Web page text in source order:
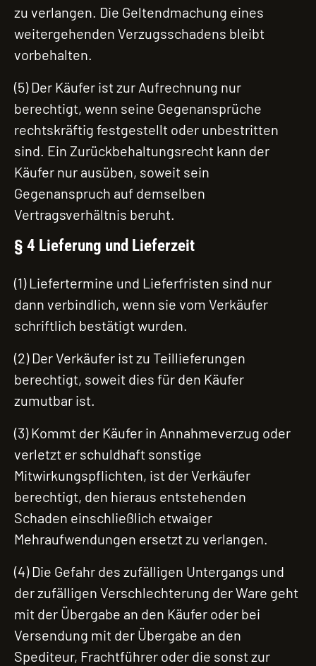
zu verlangen. Die Geltendmachung eines
weitergehenden Verzugsschadens bleibt
vorbehalten.
(5) Der Käufer ist zur Aufrechnung nur
berechtigt, wenn seine Gegenansprüche
rechtskräftig festgestellt oder unbestritten
sind. Ein Zurückbehaltungsrecht kann der
Käufer nur ausüben, soweit sein
Gegenanspruch auf demselben
Vertragsverhältnis beruht.
§ 4 Lieferung und Lieferzeit
(1) Liefertermine und Lieferfristen sind nur
dann verbindlich, wenn sie vom Verkäufer
schriftlich bestätigt wurden.
(2) Der Verkäufer ist zu Teillieferungen
berechtigt, soweit dies für den Käufer
zumutbar ist.
(3) Kommt der Käufer in Annahmeverzug oder
verletzt er schuldhaft sonstige
Mitwirkungspflichten, ist der Verkäufer
berechtigt, den hieraus entstehenden
Schaden einschließlich etwaiger
Mehraufwendungen ersetzt zu verlangen.
(4) Die Gefahr des zufälligen Untergangs und
der zufälligen Verschlechterung der Ware geht
mit der Übergabe an den Käufer oder bei
Versendung mit der Übergabe an den
Spediteur, Frachtführer oder die sonst zur